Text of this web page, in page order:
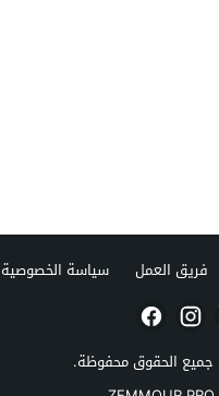
فريق العمل سياسة الخصوصية